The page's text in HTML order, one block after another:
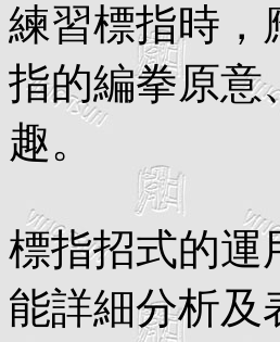
練習標指時，
指的編拳原意
趣。
標指招式的運
能詳細分析及